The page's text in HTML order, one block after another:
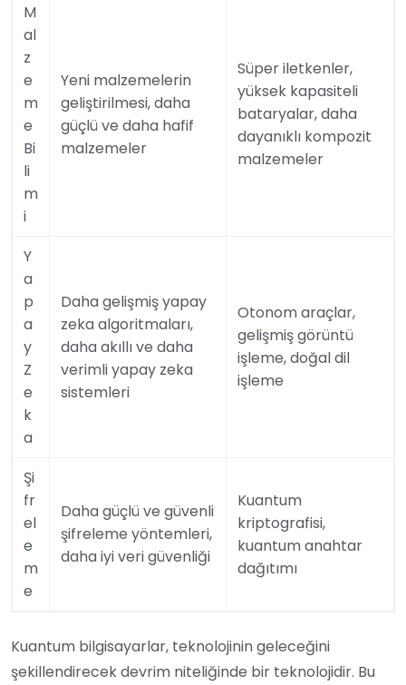
M
al
z
e
m
e
Bi
li
m
i
Yeni malzemelerin
geliştirilmesi, daha
güçlü ve daha hafif
malzemeler
Süper iletkenler,
yüksek kapasiteli
bataryalar, daha
dayanıklı kompozit
malzemeler
Y
a
p
a
y
Z
e
k
a
Daha gelişmiş yapay
zeka algoritmaları,
daha akıllı ve daha
verimli yapay zeka
sistemleri
Otonom araçlar,
gelişmiş görüntü
işleme, doğal dil
işleme
Şi
fr
el
e
m
e
Daha güçlü ve güvenli
şifreleme yöntemleri,
daha iyi veri güvenliği
Kuantum
kriptografisi,
kuantum anahtar
dağıtımı
Kuantum bilgisayarlar, teknolojinin geleceğini
şekillendirecek devrim niteliğinde bir teknolojidir. Bu